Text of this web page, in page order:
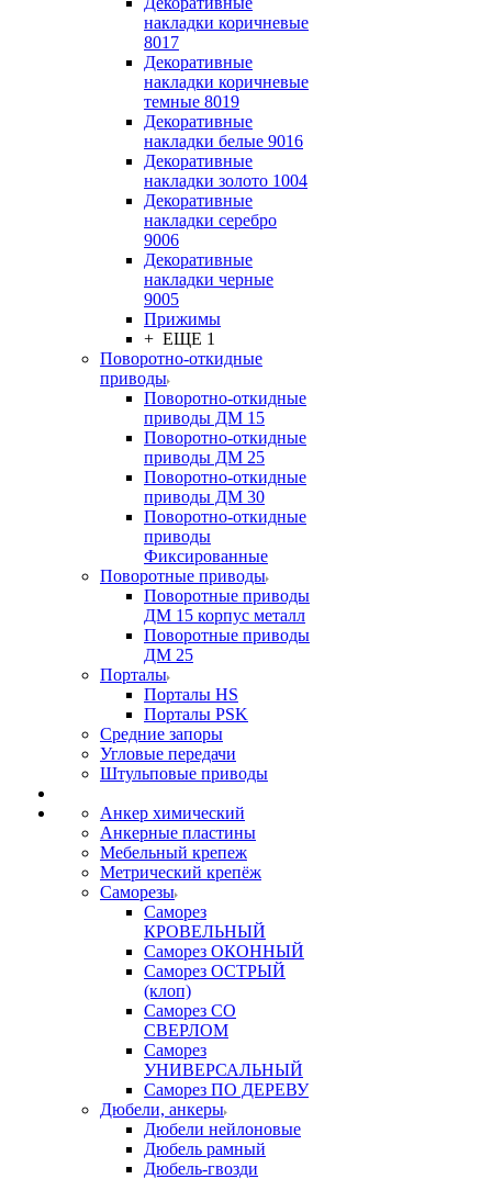
накладки коричневые
8017
Декоративные
накладки коричневые
темные 8019
Декоративные
накладки белые 9016
Декоративные
накладки золото 1004
Декоративные
накладки серебро
9006
Декоративные
накладки черные
9005
Прижимы
+ ЕЩЕ 1
Поворотно-откидные
приводы
Поворотно-откидные
приводы ДМ 15
Поворотно-откидные
приводы ДМ 25
Поворотно-откидные
приводы ДМ 30
Поворотно-откидные
приводы
Фиксированные
Поворотные приводы
Поворотные приводы
ДМ 15 корпус металл
Поворотные приводы
ДМ 25
Порталы
Порталы HS
Порталы PSK
Средние запоры
Угловые передачи
Штульповые приводы
Анкер химический
Анкерные пластины
Мебельный крепеж
Метрический крепёж
Саморезы
Саморез
КРОВЕЛЬНЫЙ
Саморез ОКОННЫЙ
Саморез ОСТРЫЙ
(клоп)
Саморез СО
СВЕРЛОМ
Саморез
УНИВЕРСАЛЬНЫЙ
Саморез ПО ДЕРЕВУ
Дюбели, анкеры
Дюбели нейлоновые
Дюбель рамный
Дюбель-гвозди